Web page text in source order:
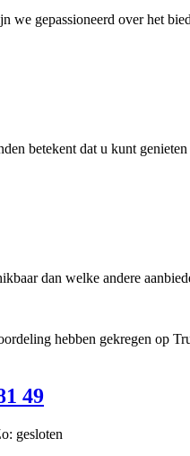
we gepassioneerd over het
betekent dat u kunt
dan welke andere
hebben gekregen op
49
gesloten